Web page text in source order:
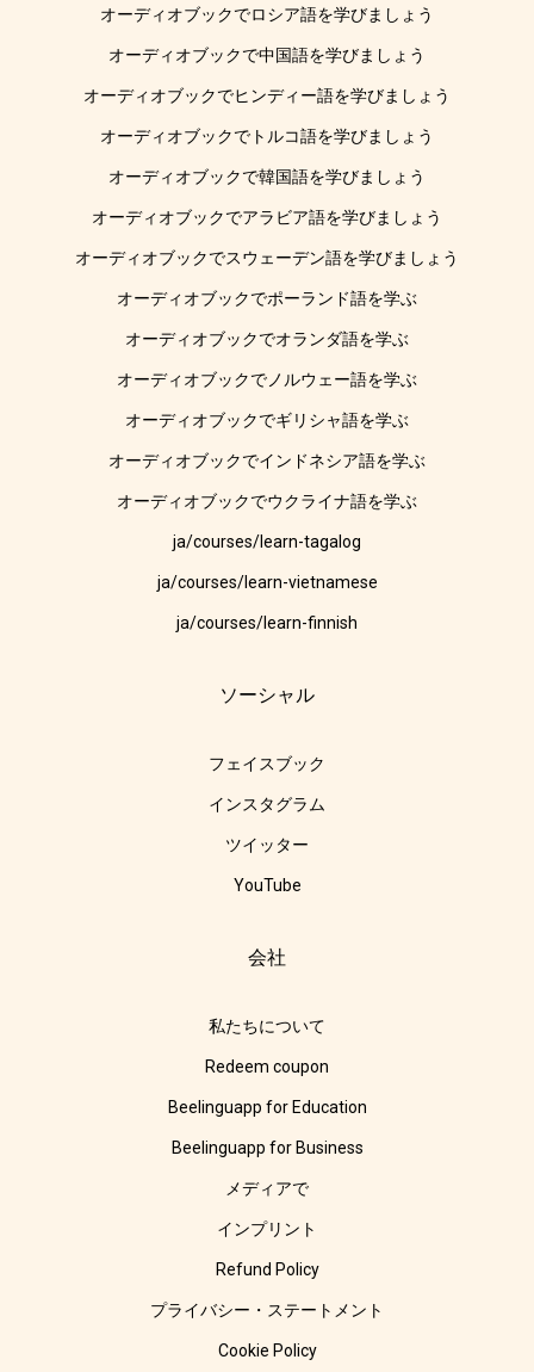
オーディオブックでロシア語を学びましょう
オーディオブックで中国語を学びましょう
オーディオブックでヒンディー語を学びましょう
オーディオブックでトルコ語を学びましょう
オーディオブックで韓国語を学びましょう
オーディオブックでアラビア語を学びましょう
オーディオブックでスウェーデン語を学びましょう
オーディオブックでポーランド語を学ぶ
オーディオブックでオランダ語を学ぶ
オーディオブックでノルウェー語を学ぶ
オーディオブックでギリシャ語を学ぶ
オーディオブックでインドネシア語を学ぶ
オーディオブックでウクライナ語を学ぶ
ja/courses/learn-tagalog
ja/courses/learn-vietnamese
ja/courses/learn-finnish
ソーシャル
フェイスブック
インスタグラム
ツイッター
YouTube
会社
私たちについて
Redeem coupon
Beelinguapp for Education
Beelinguapp for Business
メディアで
インプリント
Refund Policy
プライバシー・ステートメント
Cookie Policy